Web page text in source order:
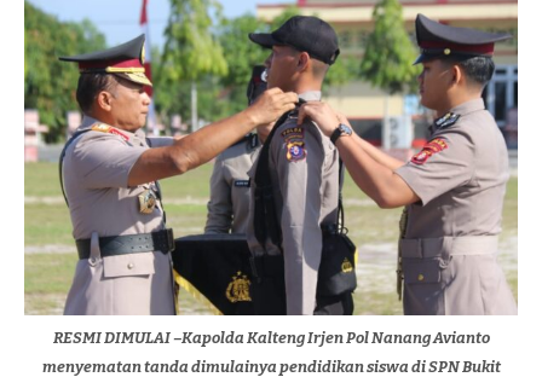
RESMI DIMULAI –Kapolda Kalteng Irjen Pol Nanang Avianto
menyematan tanda dimulainya pendidikan siswa di SPN Bukit